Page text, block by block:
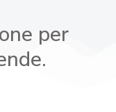
per